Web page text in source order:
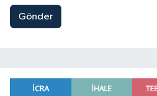
Gönder